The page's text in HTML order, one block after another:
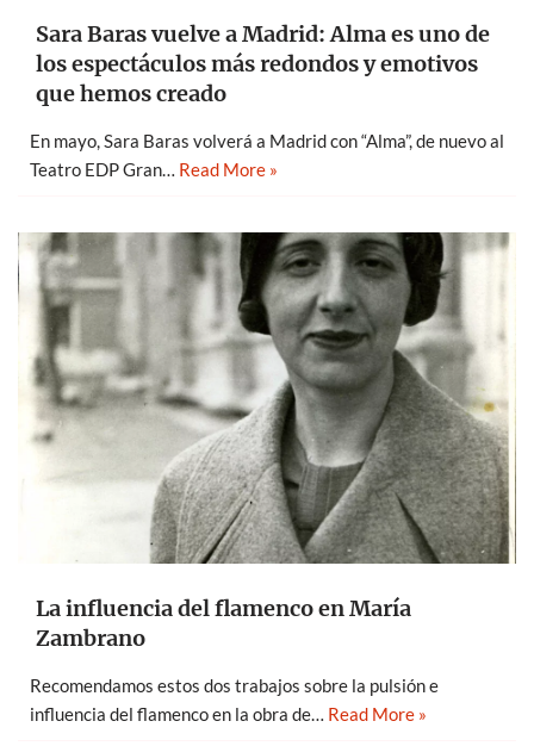
Sara Baras vuelve a Madrid: Alma es uno de
los espectáculos más redondos y emotivos
que hemos creado
En mayo, Sara Baras volverá a Madrid con “Alma”, de nuevo al
Teatro EDP Gran… Read More »
La influencia del flamenco en María
Zambrano
Recomendamos estos dos trabajos sobre la pulsión e
influencia del flamenco en la obra de… Read More »